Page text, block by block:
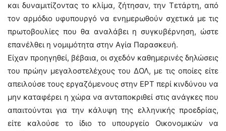
και δυναμιτίζοντας το κλίμα, ζήτησαν, την Τετάρτη, από
τον αρμόδιο υφυπουργό να ενημερωθούν σχετικά με τις
πρωτοβουλίες που θα αναλάβει η συγκυβέρνηση, ώστε
επανέλθει η νομιμότητα στην Αγία Παρασκευή.
Είχαν προηγηθεί, βέβαια, οι σχεδόν καθημερινές δηλώσεις
του πρώην μεγαλοστελέχους του ΔΟΛ, με τις οποίες είτε
απειλούσε τους εργαζόμενους στην ΕΡΤ περί κινδύνου να
μην καταφέρει η χώρα να ανταποκριθεί στις ανάγκες που
απαιτούνται για την κάλυψη της ελληνικής προεδρίας,
είτε καλούσε το ίδιο το υπουργείο Οικονομικών να